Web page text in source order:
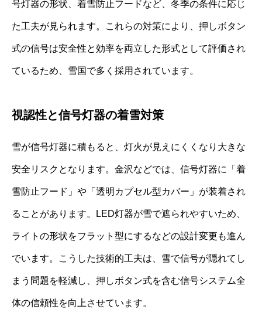
号灯器の形状、着雪防止フードなど、冬季の条件に応じ
た工夫が見られます。これらの対策により、押しボタン
式の信号は安全性と効率を両立した形式として評価され
ているため、雪国で多く採用されています。
視認性と信号灯器の着雪対策
雪が信号灯器に積もると、灯火が見えにくくなり大きな
安全リスクとなります。金沢などでは、信号灯器に「着
雪防止フード」や「透明カプセル型カバー」が装着され
ることがあります。LED灯器が雪で遮られやすいため、
ライトの形状をフラット型にするなどの設計変更も進ん
でいます。こうした技術的工夫は、雪で信号が隠れてし
まう問題を軽減し、押しボタン式を含む信号システム全
体の信頼性を向上させています。